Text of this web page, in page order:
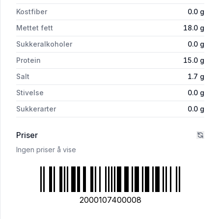
Kostfiber
0.0 g
Mettet fett
18.0 g
Sukkeralkoholer
0.0 g
Protein
15.0 g
Salt
1.7 g
Stivelse
0.0 g
Sukkerarter
0.0 g
Priser
Ingen priser å vise
2000107400008